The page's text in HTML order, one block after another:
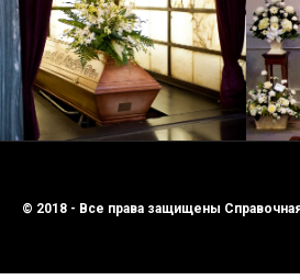
© 2018 - Все права защищены